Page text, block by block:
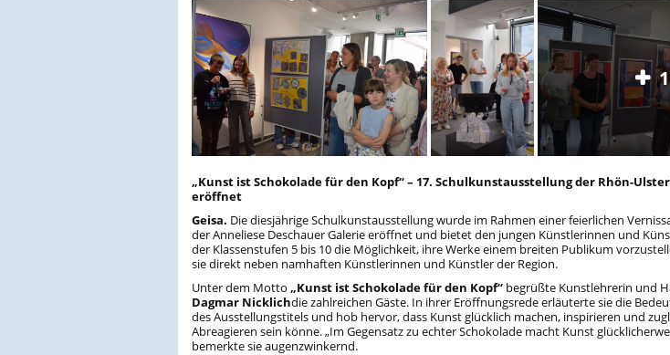
„Kunst ist Schokolade für den Kopf“ – 17. Schulkunstausstellung der Rhön-
eröffnet
Geisa. Die diesjährige Schulkunstausstellung wurde im Rahmen einer feierlichen
der Anneliese Deschauer Galerie eröffnet und bietet den jungen Künstlerinnen und
der Klassenstufen 5 bis 10 die Möglichkeit, ihre Werke einem breiten Publikum
sie direkt neben namhaften Künstlerinnen und Künstler der Region.
Unter dem Motto„Kunst ist Schokolade für den Kopf“ begrüßte Kunstlehrerin und
Dagmar Nicklichdie zahlreichen Gäste. In ihrer Eröffnungsrede erläuterte sie die
des Ausstellungstitels und hob hervor, dass Kunst glücklich machen, inspirieren und
Abreagieren sein könne. „Im Gegensatz zu echter Schokolade macht Kunst
bemerkte sie augenzwinkernd.